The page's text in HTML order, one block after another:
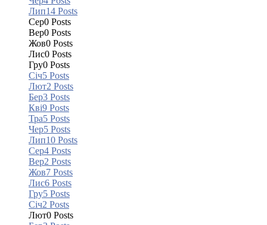
Лип14 Posts
Сер0 Posts
Вер0 Posts
Жов0 Posts
Лис0 Posts
Гру0 Posts
Січ5 Posts
Лют2 Posts
Бер3 Posts
Кві9 Posts
Тра5 Posts
Чер5 Posts
Лип10 Posts
Сер4 Posts
Вер2 Posts
Жов7 Posts
Лис6 Posts
Гру5 Posts
Січ2 Posts
Лют0 Posts